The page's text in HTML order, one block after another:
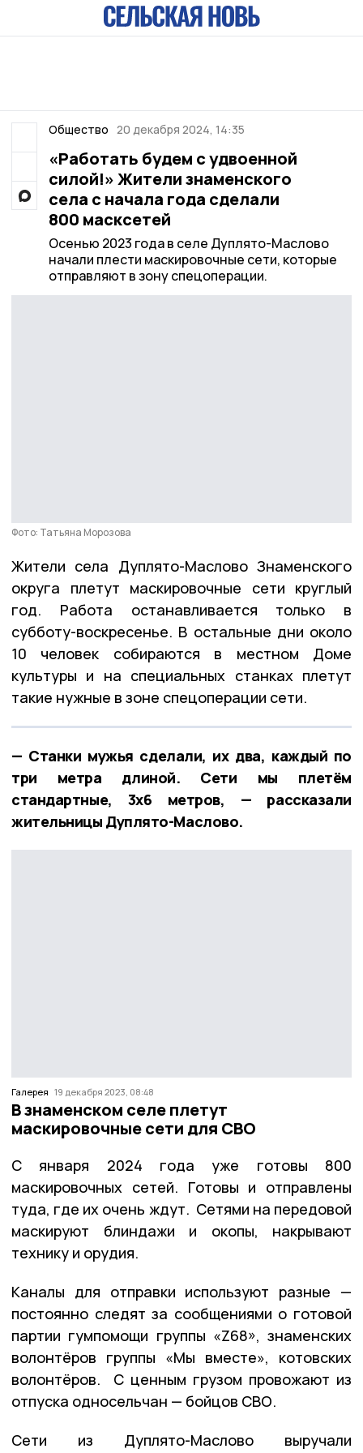
Общество 20 декабря 2024, 14:35
«Работать будем с удвоенной
силой!» Жители знаменского
села с начала года сделали
800 масксетей
Осенью 2023 года в селе Дуплято-Маслово
начали плести маскировочные сети, которые
отправляют в зону спецоперации.
Фото: Татьяна Морозова
Жители села Дуплято-Маслово Знаменского
округа плетут маскировочные сети круглый
год. Работа останавливается только в
субботу-воскресенье. В остальные дни около
10 человек собираются в местном Доме
культуры и на специальных станках плетут
такие нужные в зоне спецоперации сети.
— Станки мужья сделали, их два, каждый по
три метра длиной. Сети мы плетём
стандартные, 3х6 метров, — рассказали
жительницы Дуплято-Маслово.
Галерея 19 декабря 2023, 08:48
В знаменском селе плетут
маскировочные сети для СВО
С января 2024 года уже готовы 800
маскировочных сетей. Готовы и отправлены
туда, где их очень ждут. Сетями на передовой
маскируют блиндажи и окопы, накрывают
технику и орудия.
Каналы для отправки используют разные —
постоянно следят за сообщениями о готовой
партии гумпомощи группы «Z68», знаменских
волонтёров группы «Мы вместе», котовских
волонтёров. С ценным грузом провожают из
отпуска односельчан — бойцов СВО.
Сети из Дуплято-Маслово выручали